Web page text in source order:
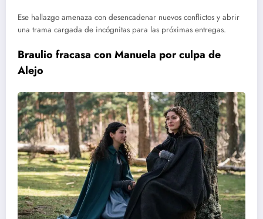
Ese hallazgo amenaza con desencadenar nuevos conflictos y abrir
una trama cargada de incógnitas para las próximas entregas.
Braulio fracasa con Manuela por culpa de
Alejo